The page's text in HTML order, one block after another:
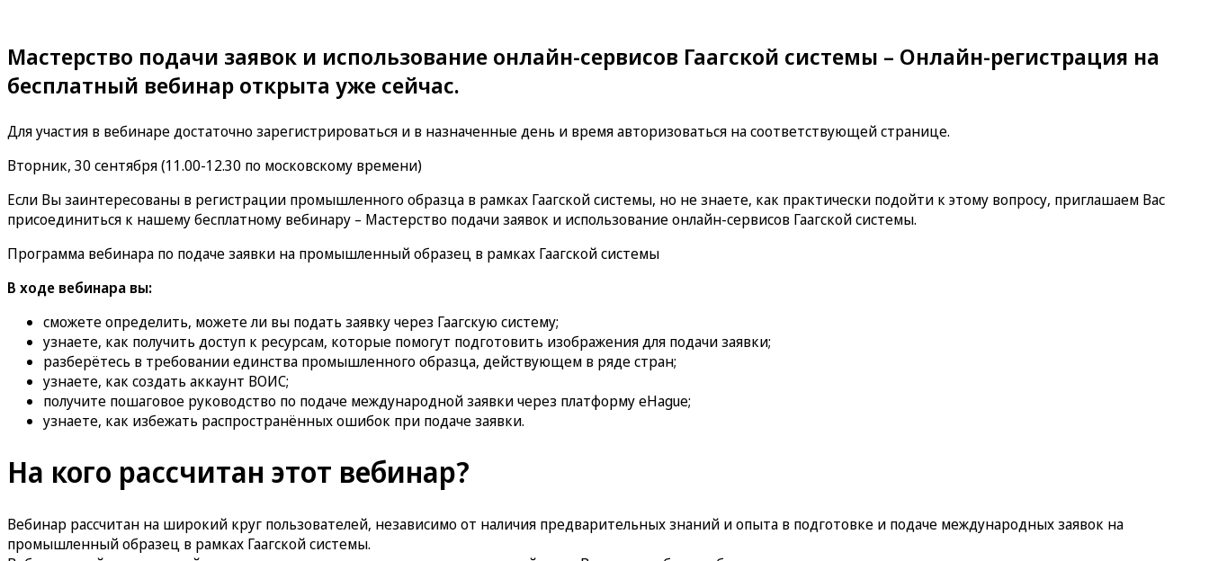
Мастерство подачи заявок и использование онлайн-сервисов Гаагской системы – Онлайн-регистрация на
бесплатный вебинар открыта уже сейчас.
Для участия в вебинаре достаточно зарегистрироваться и в назначенные день и время авторизоваться на соответствующей странице.
Вторник, 30 сентября (11.00-12.30 по московскому времени)
Если Вы заинтересованы в регистрации промышленного образца в рамках Гаагской системы, но не знаете, как практически подойти к этому вопросу, приглашаем Вас
присоединиться к нашему бесплатному вебинару – Мастерство подачи заявок и использование онлайн-сервисов Гаагской системы.
Программа вебинара по подаче заявки на промышленный образец в рамках Гаагской системы
В ходе вебинара вы:
сможете определить, можете ли вы подать заявку через Гаагскую систему;
узнаете, как получить доступ к ресурсам, которые помогут подготовить изображения для подачи заявки;
разберётесь в требовании единства промышленного образца, действующем в ряде стран;
узнаете, как создать аккаунт ВОИС;
получите пошаговое руководство по подаче международной заявки через платформу eHague;
узнаете, как избежать распространённых ошибок при подаче заявки.
На кого рассчитан этот вебинар?
Вебинар рассчитан на широкий круг пользователей, независимо от наличия предварительных знаний и опыта в подготовке и подаче международных заявок на
промышленный образец в рамках Гаагской системы.